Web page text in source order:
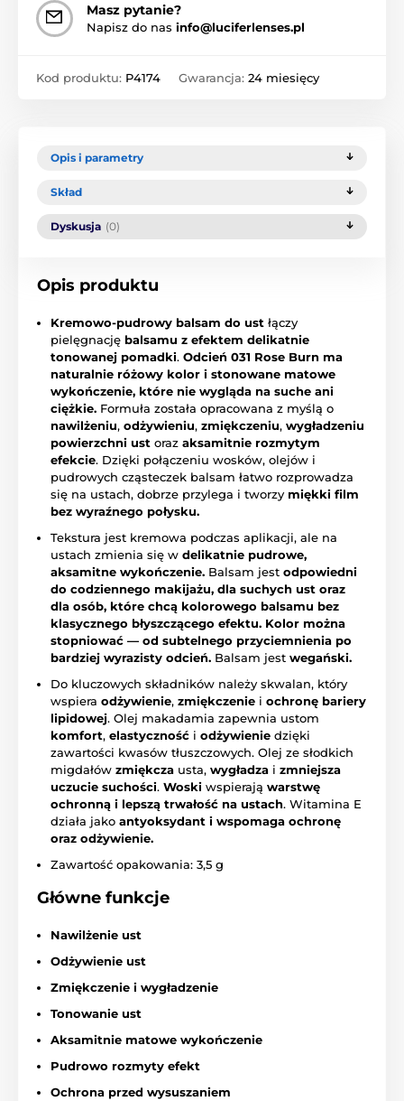
Masz pytanie?
Napisz do nas info@luciferlenses.pl
Kod produktu: P4174 Gwarancja: 24 miesięcy
Opis i parametry
Skład
Dyskusja (0)
Opis produktu
Kremowo-pudrowy balsam do ust łączy
pielęgnację balsamu z efektem delikatnie
tonowanej pomadki. Odcień 031 Rose Burn ma
naturalnie różowy kolor i stonowane matowe
wykończenie, które nie wygląda na suche ani
ciężkie. Formuła została opracowana z myślą o
nawilżeniu, odżywieniu, zmiękczeniu, wygładzeniu
powierzchni ust oraz aksamitnie rozmytym
efekcie. Dzięki połączeniu wosków, olejów i
pudrowych cząsteczek balsam łatwo rozprowadza
się na ustach, dobrze przylega i tworzy miękki film
bez wyraźnego połysku.
Tekstura jest kremowa podczas aplikacji, ale na
ustach zmienia się w delikatnie pudrowe,
aksamitne wykończenie. Balsam jest odpowiedni
do codziennego makijażu, dla suchych ust oraz
dla osób, które chcą kolorowego balsamu bez
klasycznego błyszczącego efektu. Kolor można
stopniować — od subtelnego przyciemnienia po
bardziej wyrazisty odcień. Balsam jest wegański.
Do kluczowych składników należy skwalan, który
wspiera odżywienie, zmiękczenie i ochronę bariery
lipidowej. Olej makadamia zapewnia ustom
komfort, elastyczność i odżywienie dzięki
zawartości kwasów tłuszczowych. Olej ze słodkich
migdałów zmiękcza usta, wygładza i zmniejsza
uczucie suchości. Woski wspierają warstwę
ochronną i lepszą trwałość na ustach. Witamina E
działa jako antyoksydant i wspomaga ochronę
oraz odżywienie.
Zawartość opakowania: 3,5 g
Główne funkcje
Nawilżenie ust
Odżywienie ust
Zmiękczenie i wygładzenie
Tonowanie ust
Aksamitnie matowe wykończenie
Pudrowo rozmyty efekt
Ochrona przed wysuszaniem